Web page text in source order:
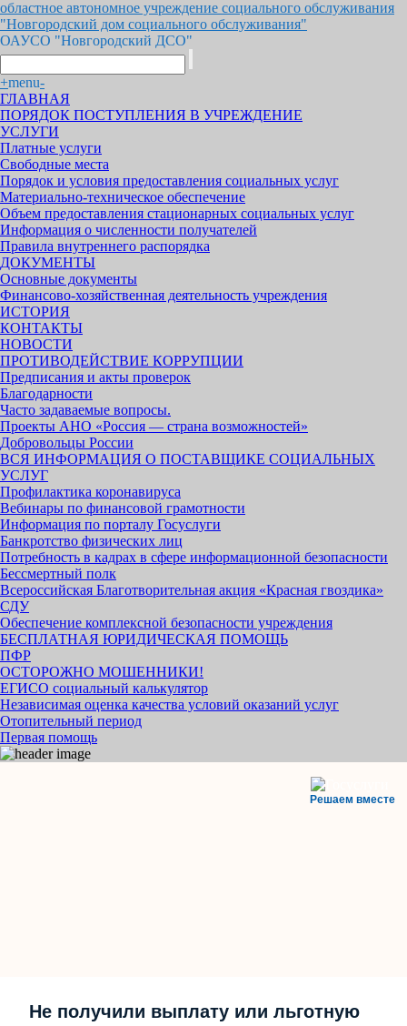
областное автономное учреждение социального обслуживания
"Новгородский дом социального обслуживания"
ОАУСО "Новгородский ДСО"
+menu-
ГЛАВНАЯ
ПОРЯДОК ПОСТУПЛЕНИЯ В УЧРЕЖДЕНИЕ
УСЛУГИ
Платные услуги
Свободные места
Порядок и условия предоставления социальных услуг
Материально-техническое обеспечение
Объем предоставления стационарных социальных услуг
Информация о численности получателей
Правила внутреннего распорядка
ДОКУМЕНТЫ
Основные документы
Финансово-хозяйственная деятельность учреждения
ИСТОРИЯ
КОНТАКТЫ
НОВОСТИ
ПРОТИВОДЕЙСТВИЕ КОРРУПЦИИ
Предписания и акты проверок
Благодарности
Часто задаваемые вопросы.
Проекты АНО «Россия — страна возможностей»
Добровольцы России
ВСЯ ИНФОРМАЦИЯ О ПОСТАВЩИКЕ СОЦИАЛЬНЫХ
УСЛУГ
Профилактика коронавируса
Вебинары по финансовой грамотности
Информация по порталу Госуслуги
Банкротство физических лиц
Потребность в кадрах в сфере информационной безопасности
Бессмертный полк
Всероссийская Благотворительная акция «Красная гвоздика»
СДУ
Обеспечение комплексной безопасности учреждения
БЕСПЛАТНАЯ ЮРИДИЧЕСКАЯ ПОМОЩЬ
ПФР
ОСТОРОЖНО МОШЕННИКИ!
ЕГИСО социальный калькулятор
Независимая оценка качества условий оказаний услуг
Отопительный период
Первая помощь
Решаем вместе
Не получили выплату или льготную